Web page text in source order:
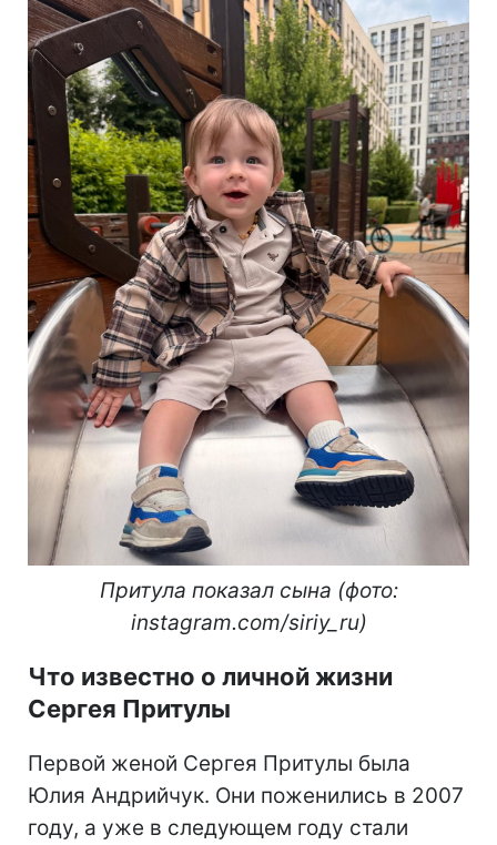
Притула показал сына (фото:
instagram.com/siriy_ru)
Что известно о личной жизни
Сергея Притулы
Первой женой Сергея Притулы была
Юлия Андрийчук. Они поженились в 2007
году, а уже в следующем году стали